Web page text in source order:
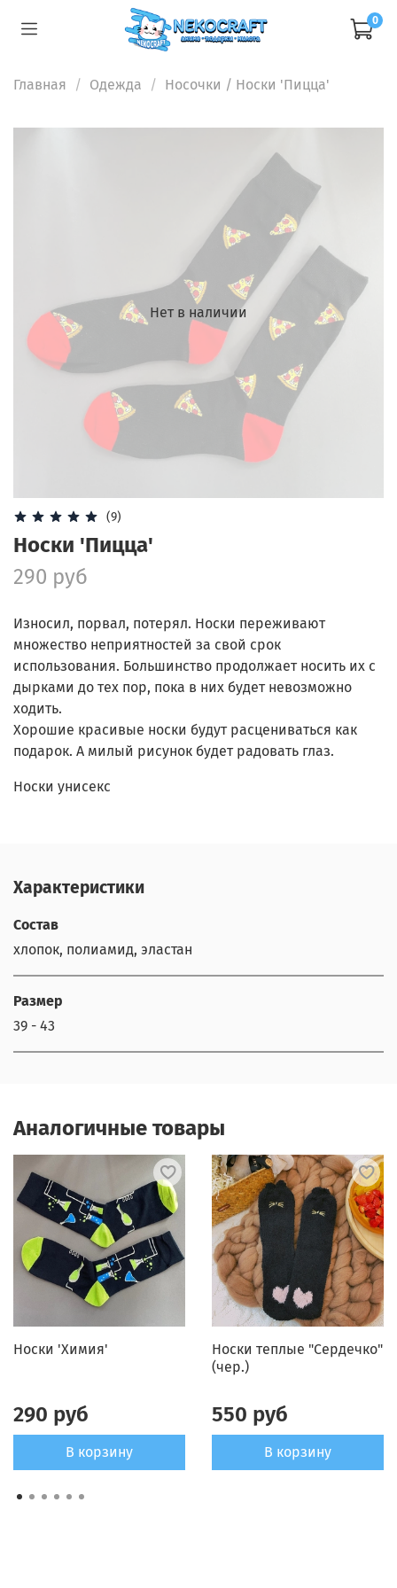
0
Главная Одежда Носочки / Носки 'Пицца'
Нет в наличии
(9)
Носки 'Пицца'
290 руб
Износил, порвал, потерял. Носки переживают
множество неприятностей за свой срок
использования. Большинство продолжает носить их с
дырками до тех пор, пока в них будет невозможно
ходить.
Хорошие красивые носки будут расцениваться как
подарок. А милый рисунок будет радовать глаз.
Носки унисекс
Характеристики
Состав
хлопок, полиамид, эластан
Размер
39 - 43
Аналогичные товары
Носки 'Химия'
290 руб
В корзину
Носки теплые "Сердечко"
(чер.)
550 руб
В корзину